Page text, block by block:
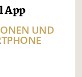
App
UND